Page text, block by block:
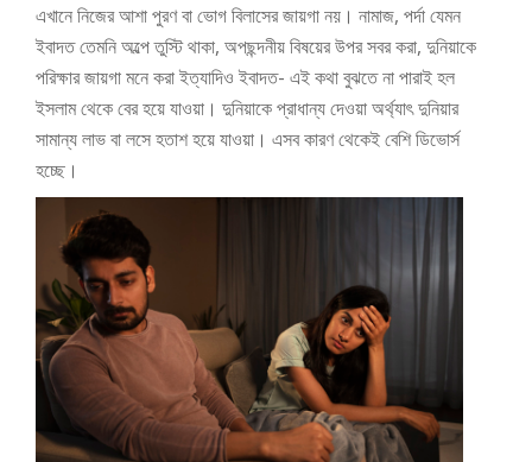
এখানে নিজের আশা পুরণ বা ভোগ বিলাসের জায়গা নয়। নামাজ, পর্দা যেমন
ইবাদত তেমনি অল্পে তুস্টি থাকা, অপছন্দনীয় বিষয়ের উপর সবর করা, দুনিয়াকে
পরিক্ষার জায়গা মনে করা ইত্যাদিও ইবাদত- এই কথা বুঝতে না পারাই হল
ইসলাম থেকে বের হয়ে যাওয়া। দুনিয়াকে প্রাধান্য দেওয়া অর্থ্যাৎ দুনিয়ার
সামান্য লাভ বা লসে হতাশ হয়ে যাওয়া। এসব কারণ থেকেই বেশি ডিভোর্স
হচ্ছে।